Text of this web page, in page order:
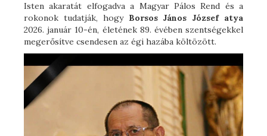
Isten akaratát elfogadva a Magyar Pálos Rend és a
rokonok tudatják, hogy Borsos János József atya
2026. január 10-én, életének 89. évében szentségekkel
megerősítve csendesen az égi hazába költözött.